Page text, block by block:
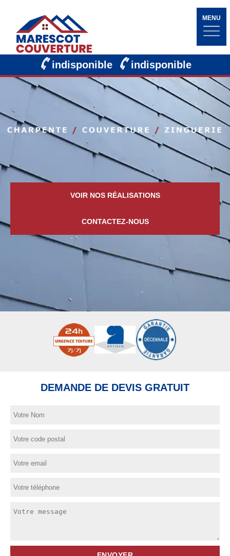
MENU
indisponible indisponible
VOIR NOS RÉALISATIONS
CONTACTEZ-NOUS
DEMANDE DE DEVIS GRATUIT